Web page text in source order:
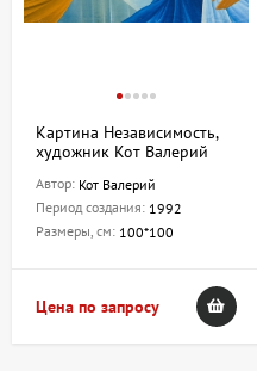
Картина Независимость,
художник Кот Валерий
Автор: Кот Валерий
Период создания: 1992
Размеры, см: 100*100
Цена по запросу